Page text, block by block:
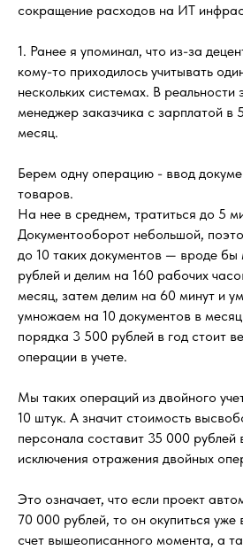
сокращение расходов на ИТ
1. Ранее я упоминал, что из-за
кому-то приходилось учитывать
нескольких системах. В
менеджер заказчика с зарплатой в
месяц.
Берем одну операцию - ввод
товаров.
На нее в среднем, тратиться до 5
Документооборот небольшой,
до 10 таких документов — вроде
рублей и делим на 160 рабочих
месяц, затем делим на 60 минут и
умножаем на 10 документов в
порядка 3 500 рублей в год стоит
операции в учете.
Мы таких операций из двойного
10 штук. А значит стоимость
персонала составит 35 000 рублей
исключения отражения двойных
Это означает, что если проект
70 000 рублей, то он окупиться уже
счет вышеописанного момента, а